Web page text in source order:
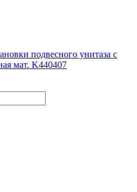
подвесного унитаза с
мат. K440407